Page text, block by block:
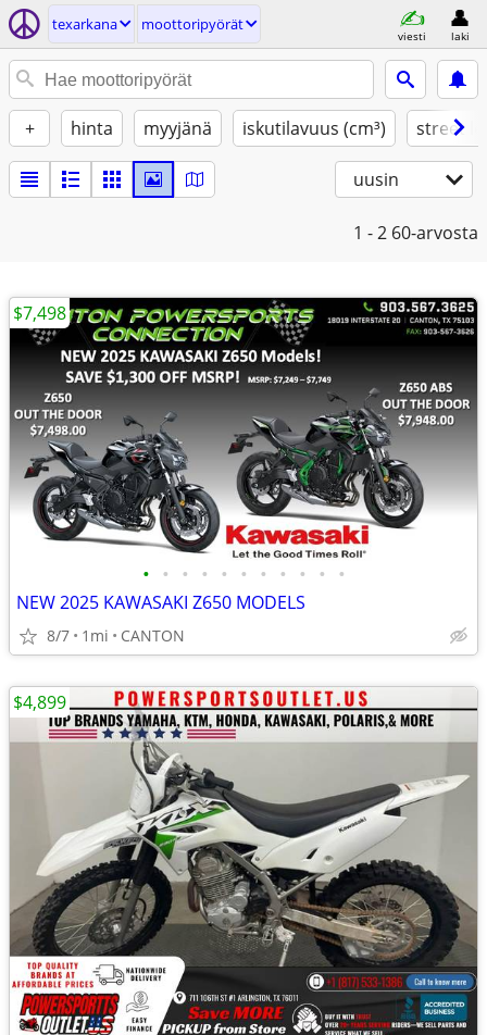
texarkana moottoripyörät
viesti laki
+ hinta myyjänä iskutilavuus (cm³) street
uusin
1 - 2 60-arvosta
• • • • • • • • • • •
NEW 2025 KAWASAKI Z650 MODELS
8/7 1mi CANTON
$7,498
$4,899